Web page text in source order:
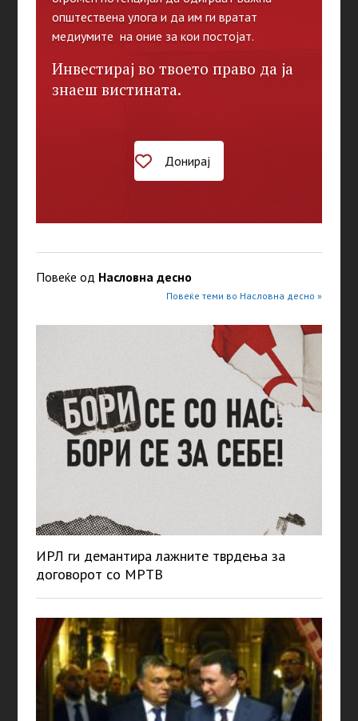
општествена улога и да им ги вратат
медиумите на оние за кои постојат.
Инвестирај во твоето право да ја
знаеш вистината.
Донирај
Повеќе од Насловна десно
Повеќе теми во Насловна десно »
ИРЛ ги демантира лажните тврдења за
договорот со МРТВ